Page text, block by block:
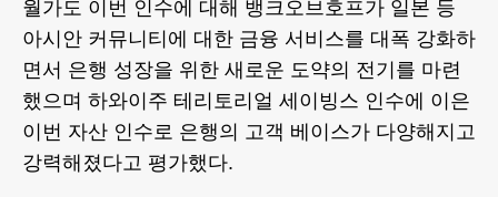
월가도 이번 인수에 대해 뱅크오브호프가 일본 등
아시안 커뮤니티에 대한 금융 서비스를 대폭 강화하
면서 은행 성장을 위한 새로운 도약의 전기를 마련
했으며 하와이주 테리토리얼 세이빙스 인수에 이은
이번 자산 인수로 은행의 고객 베이스가 다양해지고
강력해졌다고 평가했다.